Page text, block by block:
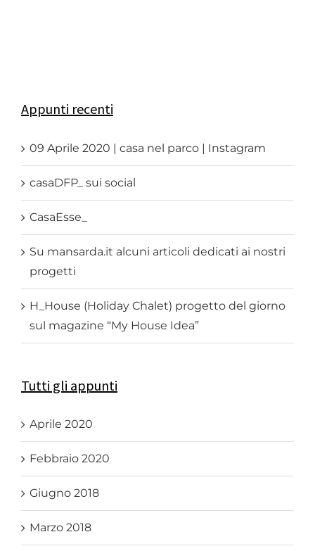
Appunti recenti
09 Aprile 2020 | casa nel parco | Instagram
casaDFP_ sui social
CasaEsse_
Su mansarda.it alcuni articoli dedicati ai nostri
progetti
H_House (Holiday Chalet) progetto del giorno
sul magazine “My House Idea”
Tutti gli appunti
Aprile 2020
Febbraio 2020
Giugno 2018
Marzo 2018